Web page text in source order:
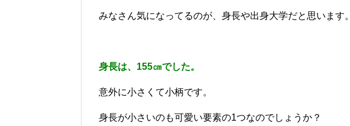
みなさん気になってるのが、身長や出身大学だと思います。
身長は、155㎝でした。
意外に小さくて小柄です。
身長が小さいのも可愛い要素の1つなのでしょうか？